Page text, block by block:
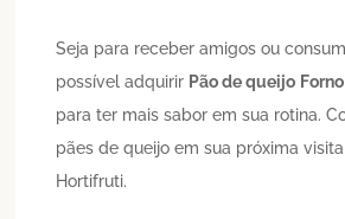
Seja para receber amigos ou
possível adquirir Pão de queijo
para ter mais sabor em sua rotina.
pães de queijo em sua próxima
Hortifruti.